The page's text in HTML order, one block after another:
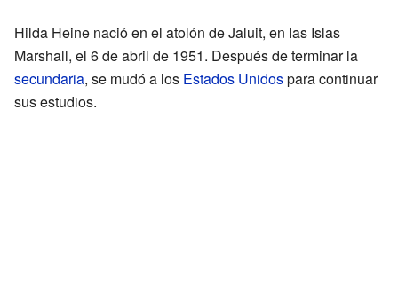
Hilda Heine nació en el atolón de Jaluit, en las Islas
Marshall, el 6 de abril de 1951. Después de terminar la
secundaria, se mudó a los Estados Unidospara continuar
sus estudios.